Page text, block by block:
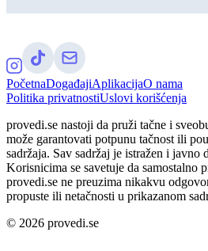
PočetnaDogađajiAplikacijaO nama
Politika privatnostiUslovi korišćenja
provedi.se nastoji da pruži tačne i
može garantovati potpunu tačnost ili
sadržaja. Sav sadržaj je istražen i javno
Korisnicima se savetuje da samostalno
provedi.se ne preuzima nikakvu
propuste ili netačnosti u prikazanom
© 2026 provedi.se